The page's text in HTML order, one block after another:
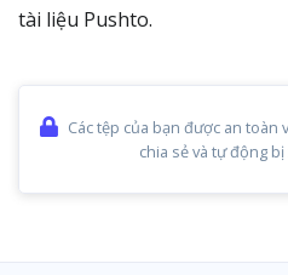
tài liệu Pushto.
Các tệp của bạn được an toàn
chia sẻ và tự động